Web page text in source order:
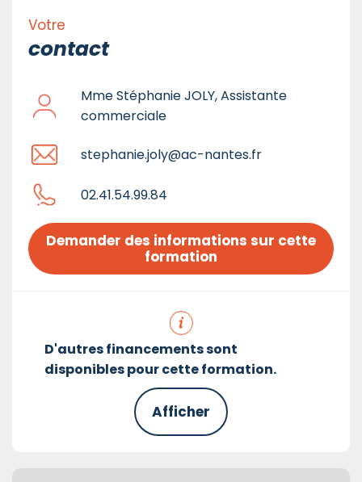
Votre
contact
Mme Stéphanie JOLY, Assistante
commerciale
stephanie.joly@ac-nantes.fr
02.41.54.99.84
Demander des informations sur cette
formation
D'autres financements sont
disponibles pour cette formation.
Afficher